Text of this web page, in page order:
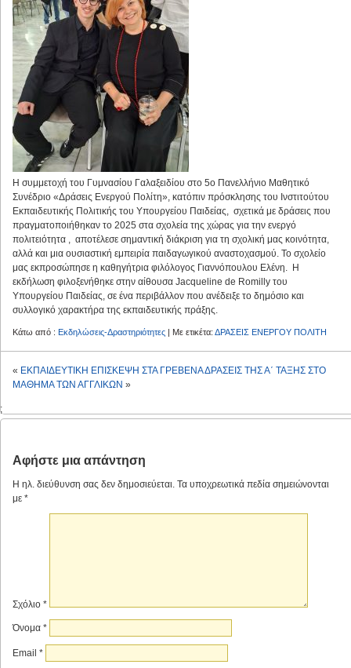
Η συμμετοχή του Γυμνασίου Γαλαξειδίου στο 5ο Πανελλήνιο Μαθητικό
Συνέδριο «Δράσεις Ενεργού Πολίτη», κατόπιν πρόσκλησης του Ινστιτούτου
Εκπαιδευτικής Πολιτικής του Υπουργείου Παιδείας, σχετικά με δράσεις που
πραγματοποιήθηκαν το 2025 στα σχολεία της χώρας για την ενεργό
πολιτειότητα , αποτέλεσε σημαντική διάκριση για τη σχολική μας κοινότητα,
αλλά και μια ουσιαστική εμπειρία παιδαγωγικού αναστοχασμού. Το σχολείο
μας εκπροσώπησε η καθηγήτρια φιλόλογος Γιαννόπουλου Ελένη. Η
εκδήλωση φιλοξενήθηκε στην αίθουσα Jacqueline de Romilly του
Υπουργείου Παιδείας, σε ένα περιβάλλον που ανέδειξε το δημόσιο και
συλλογικό χαρακτήρα της εκπαιδευτικής πράξης.
Κάτω από : Εκδηλώσεις-Δραστηριότητες | Με ετικέτα: ΔΡΑΣΕΙΣ ΕΝΕΡΓΟΥ ΠΟΛΙΤΗ
« ΕΚΠΑΙΔΕΥΤΙΚΗ ΕΠΙΣΚΕΨΗ ΣΤΑ ΓΡΕΒΕΝΑΔΡΑΣΕΙΣ ΤΗΣ Α΄ ΤΑΞΗΣ ΣΤΟ
ΜΑΘΗΜΑ ΤΩΝ ΑΓΓΛΙΚΩΝ »
;
Αφήστε μια απάντηση
Η ηλ. διεύθυνση σας δεν δημοσιεύεται. Τα υποχρεωτικά πεδία σημειώνονται
με *
Σχόλιο *
Όνομα *
Email *